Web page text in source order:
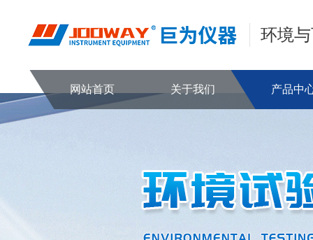
环境
网站首页 关于我们 产品中